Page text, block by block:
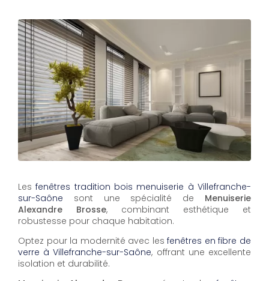
Lesfenêtres tradition bois menuiserie à Villefranche-
sur-Saône sont une spécialité de Menuiserie
Alexandre Brosse, combinant esthétique et
robustesse pour chaque habitation.
Optez pour la modernité avec lesfenêtres en fibre de
verre à Villefranche-sur-Saône, offrant une excellente
isolation et durabilité.